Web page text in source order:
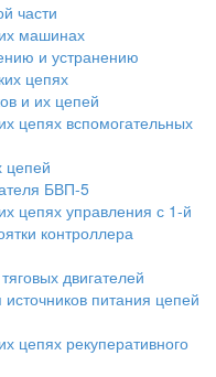
части
машинах
и устранению
цепях
и их цепей
цепях вспомогательных
цепей
БВП-5
цепях управления с 1-й
контроллера
двигателей
питания цепей
цепях рекуперативного